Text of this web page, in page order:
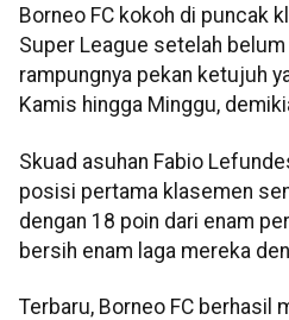
Borneo FC kokoh di puncak
Super League setelah
rampungnya pekan ketujuh
Kamis hingga Minggu,
Skuad asuhan Fabio
posisi pertama klasemen
dengan 18 poin dari enam
bersih enam laga mereka
Terbaru, Borneo FC berhasil